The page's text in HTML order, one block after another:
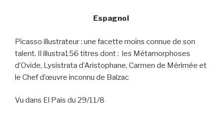
Espagnol
Picasso illustrateur : une facette moins connue de son
talent. Il illustra156 titres dont : les Métamorphoses
d’Ovide, Lysistrata d’Aristophane, Carmen de Mérimée et
le Chef d’œuvre inconnu de Balzac
Vu dans El Pais du 29/11/8